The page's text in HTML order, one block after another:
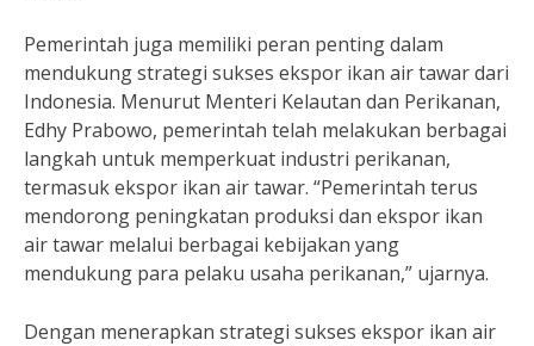
Pemerintah juga memiliki peran penting dalam
mendukung strategi sukses ekspor ikan air tawar dari
Indonesia. Menurut Menteri Kelautan dan Perikanan,
Edhy Prabowo, pemerintah telah melakukan berbagai
langkah untuk memperkuat industri perikanan,
termasuk ekspor ikan air tawar. “Pemerintah terus
mendorong peningkatan produksi dan ekspor ikan
air tawar melalui berbagai kebijakan yang
mendukung para pelaku usaha perikanan,” ujarnya.
Dengan menerapkan strategi sukses ekspor ikan air